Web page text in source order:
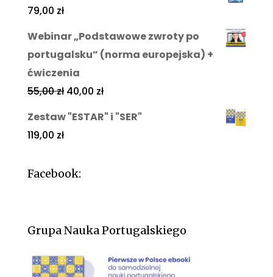
79,00 zł
Webinar „Podstawowe zwroty po
portugalsku” (norma europejska) +
ćwiczenia
55,00zł 40,00 zł
Zestaw "ESTAR" i "SER"
119,00 zł
Facebook:
Grupa Nauka Portugalskiego